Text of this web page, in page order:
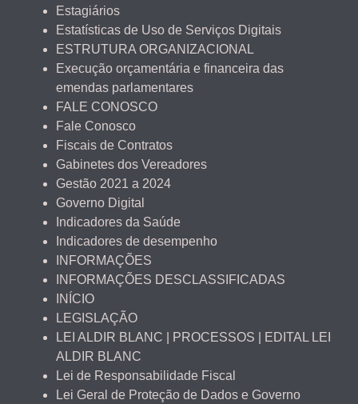
Estagiários
Estatísticas de Uso de Serviços Digitais
ESTRUTURA ORGANIZACIONAL
Execução orçamentária e financeira das
emendas parlamentares
FALE CONOSCO
Fale Conosco
Fiscais de Contratos
Gabinetes dos Vereadores
Gestão 2021 a 2024
Governo Digital
Indicadores da Saúde
Indicadores de desempenho
INFORMAÇÕES
INFORMAÇÕES DESCLASSIFICADAS
INÍCIO
LEGISLAÇÃO
LEI ALDIR BLANC | PROCESSOS | EDITAL LEI
ALDIR BLANC
Lei de Responsabilidade Fiscal
Lei Geral de Proteção de Dados e Governo